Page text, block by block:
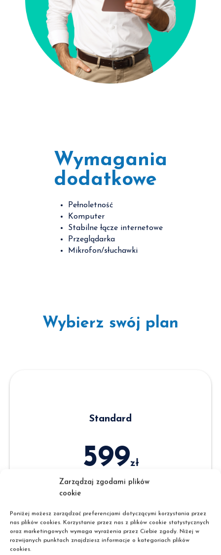
Zarządzaj zgodami plików
cookie
Poniżej możesz zarządzać preferencjami dotyczącymi korzystania przez
nas plików cookies. Korzystanie przez nas z plików cookie statystycznych
oraz marketingowych wymaga wyrażenia przez Ciebie zgody. Niżej w
rozwijanych punktach znajdziesz informacje o kategoriach plików
cookies.
Wymagania
dodatkowe
Pełnoletność
Komputer
Stabilne łącze internetowe
Przeglądarka
Mikrofon/słuchawki
Wybierz swój plan
Standard
599zł